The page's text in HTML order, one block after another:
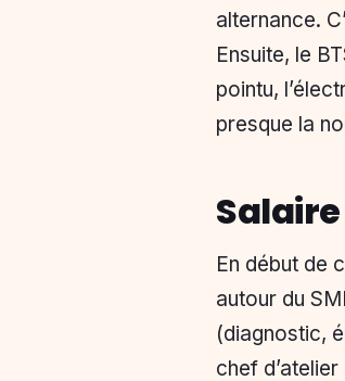
alternance.
Ensuite, le
pointu,
presque la
Salaire
En début de
autour du
(diagnostic,
chef